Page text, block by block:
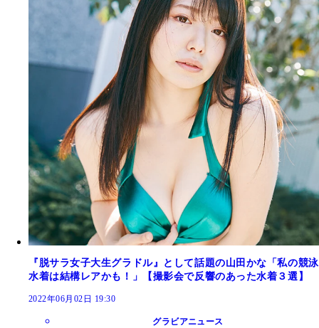
『脱サラ女子大生グラドル』として話題の山田かな「私の競泳
水着は結構レアかも！」【撮影会で反響のあった水着３選】
2022年06月02日 19:30
グラビアニュース